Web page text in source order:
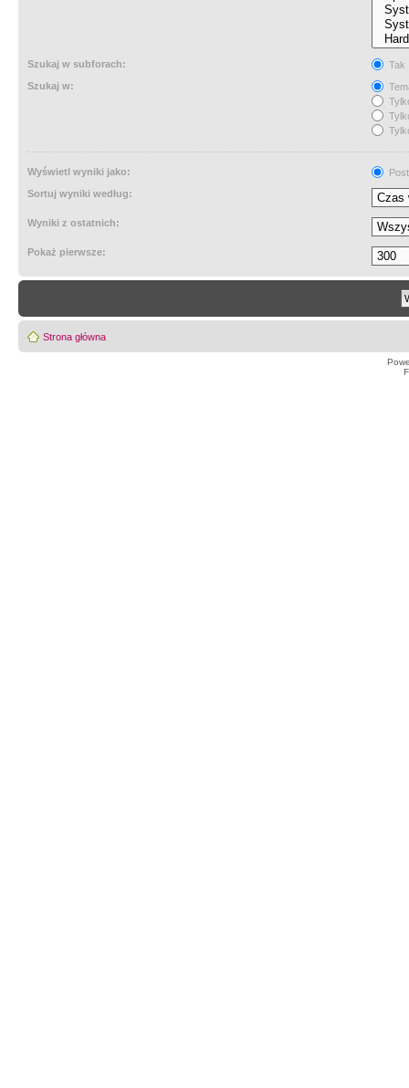
Szukaj w subforach:
Tak
Szukaj w:
Wyświetl wyniki jako:
Sortuj wyniki według:
Wyniki z ostatnich:
Pokaż pierwsze:
Strona główna